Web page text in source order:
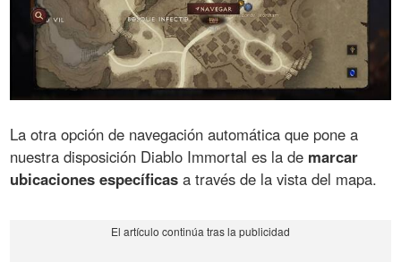
La otra opción de navegación automática que pone a
nuestra disposición Diablo Immortal es la de marcar
ubicaciones específicas a través de la vista del mapa.